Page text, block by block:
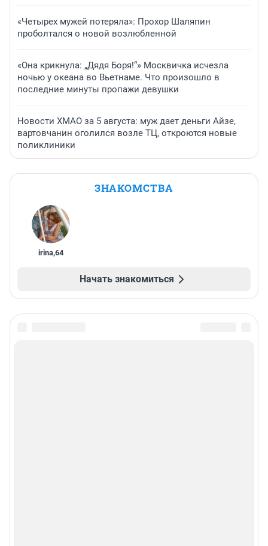
«Четырех мужей потеряла»: Прохор Шаляпин
проболтался о новой возлюбленной
«Она крикнула: „Дядя Боря!“» Москвичка исчезла
ночью у океана во Вьетнаме. Что произошло в
последние минуты пропажи девушки
Новости ХМАО за 5 августа: муж дает деньги Айзе,
вартовчанин оголился возле ТЦ, откроются новые
поликлиники
ЗНАКОМСТВА
irina,64
Начать знакомиться